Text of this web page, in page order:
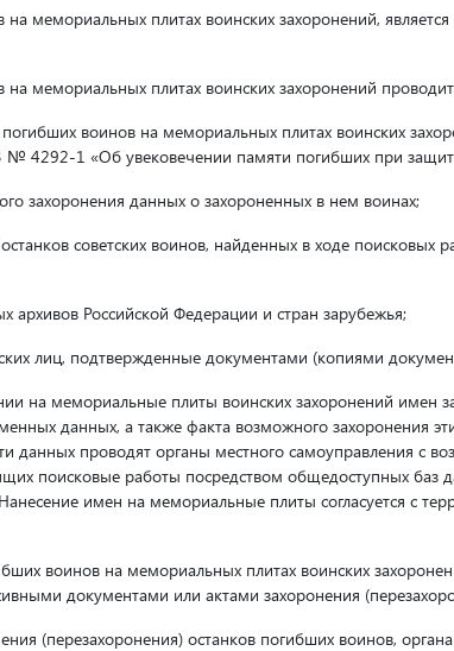
мемориальных плитах воинских захоронений,
мемориальных плитах воинских захоронений
воинов на мемориальных плитах воинских
№ 4292-1 «Об увековечении памяти погибших при
захоронения данных о захороненных в нем воинах;
советских воинов, найденных в ходе
архивов Российской Федерации и стран зарубежья;
лиц, подтвержденные документами (копиями
на мемориальные плиты воинских захоронений имен
данных, а также факта возможного захоронения
данных проводят органы местного самоуправления с
поисковые работы посредством общедоступных баз
имен на мемориальные плиты согласуется с
воинов на мемориальных плитах воинских
документами или актами захоронения
(перезахоронения) останков погибших воинов,